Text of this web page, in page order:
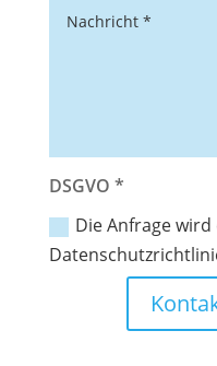
DSGVO *
Die Anfrage